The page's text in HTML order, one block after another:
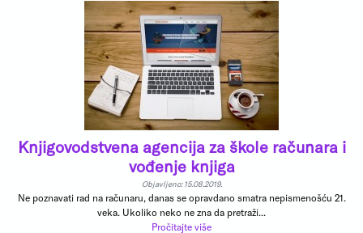
Knjigovodstvena agencija za škole računara i
vođenje knjiga
Objavljeno: 15.08.2019.
Ne poznavati rad na računaru, danas se opravdano smatra nepismenošću 21.
veka. Ukoliko neko ne zna da pretraži...
Pročitajte više